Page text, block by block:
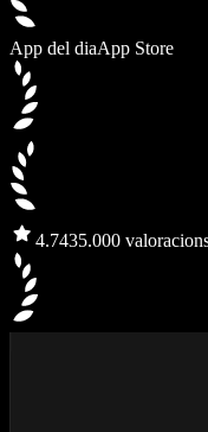
App del diaApp Store
4.7435.000